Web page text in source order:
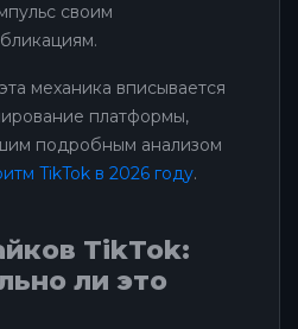
своим
механика вписывается
платформы,
подробным анализом
TikTok в 2026 году.
TikTok:
ли это